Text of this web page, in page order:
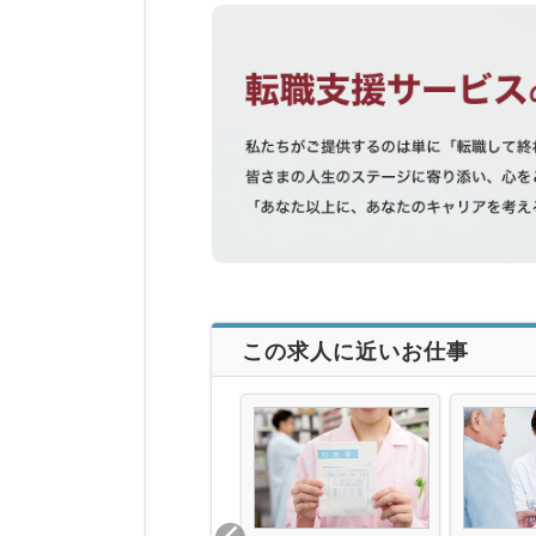
この求人に近いお仕事